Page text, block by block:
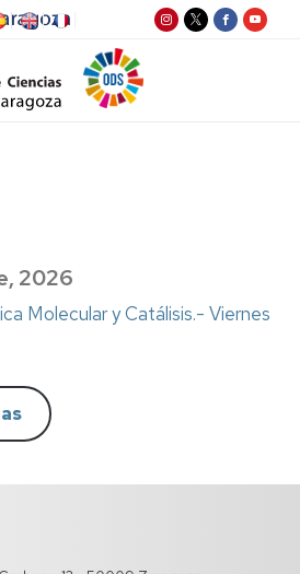
2026
Molecular y Catálisis.- Viernes